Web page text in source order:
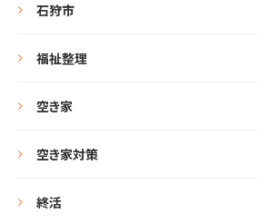
石狩市
福祉整理
空き家
空き家対策
終活